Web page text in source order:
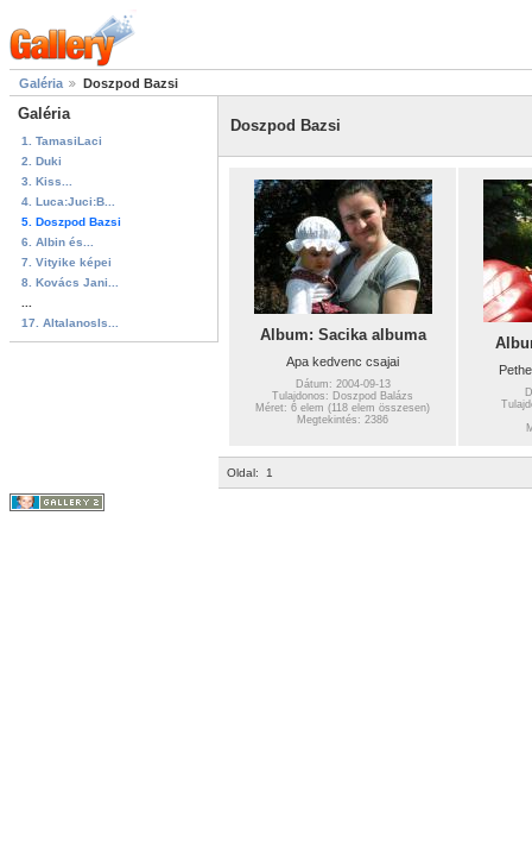
Galéria Doszpod Bazsi
Galéria
1. TamasiLaci
2. Duki
3. Kiss...
4. Luca:Juci:B...
5. Doszpod Bazsi
6. Albin és...
7. Vityike képei
8. Kovács Jani...
17. AltalanosIs...
Doszpod Bazsi
Album: Sacika albuma
Apa kedvenc csajai
Dátum: 2004-09-13
Tulajdonos: Doszpod Balázs
Méret: 6 elem (118 elem összesen)
Megtekintés: 2386
Oldal: 1